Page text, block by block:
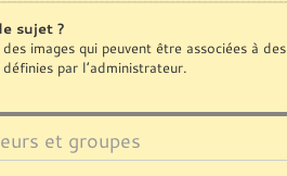
sujet ?
images qui peuvent être associées à
par l’administrateur.
et groupes